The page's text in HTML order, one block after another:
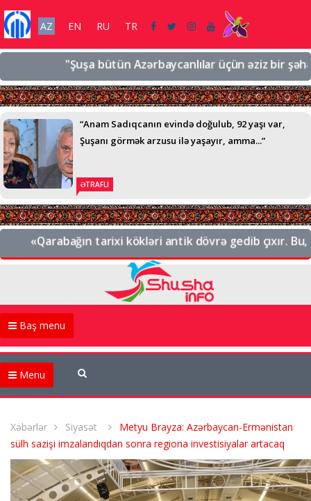
AZ EN RU TR
"Şuşa bütün Azərbaycanlılar üçün əziz bir
“Anam Sadıqcanın evində doğulub, 92 yaşı var,
Şuşanı görmək arzusu ilə yaşayır, amma...”
ƏTRAFLI
«Qarabağın tarixi kökləri antik dövrə gedib çıxır. Bu,
Baş menu
Menu
Xəbərlər Siyasət
Metyu Brayza: Azərbaycan-Ermənistan
sülh sazişi imzalandıqdan sonra regiona investisiyalar artacaq